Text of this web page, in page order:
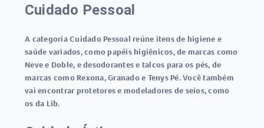
Cuidado Pessoal
A categoria Cuidado Pessoal reúne itens de higiene e
saúde variados, como papéis higiênicos, de marcas como
Neve e Doble, e desodorantes e talcos para os pés, de
marcas como Rexona, Granado e Tenys Pé. Você também
vai encontrar protetores e modeladores de seios, como
os da Lib.